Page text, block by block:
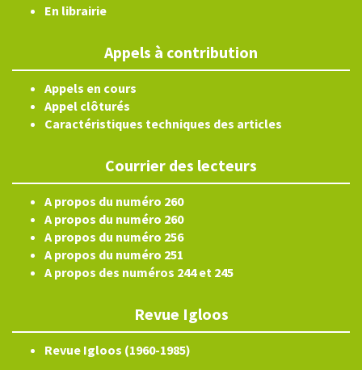
En librairie
Appels à contribution
Appels en cours
Appel clôturés
Caractéristiques techniques des articles
Courrier des lecteurs
A propos du numéro 260
A propos du numéro 260
A propos du numéro 256
A propos du numéro 251
A propos des numéros 244 et 245
Revue Igloos
Revue Igloos (1960-1985)